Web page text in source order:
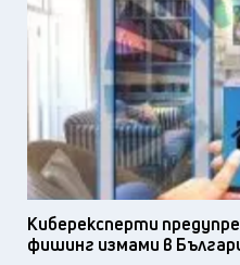
Киберексперти
фишинг измами в